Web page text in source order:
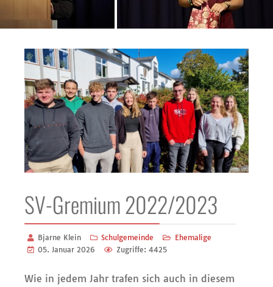
SV-Gremium 2022/2023
Bjarne Klein Schulgemeinde
Ehemalige
05. Januar 2026
Zugriffe: 4425
Wie in jedem Jahr trafen sich auch in diesem